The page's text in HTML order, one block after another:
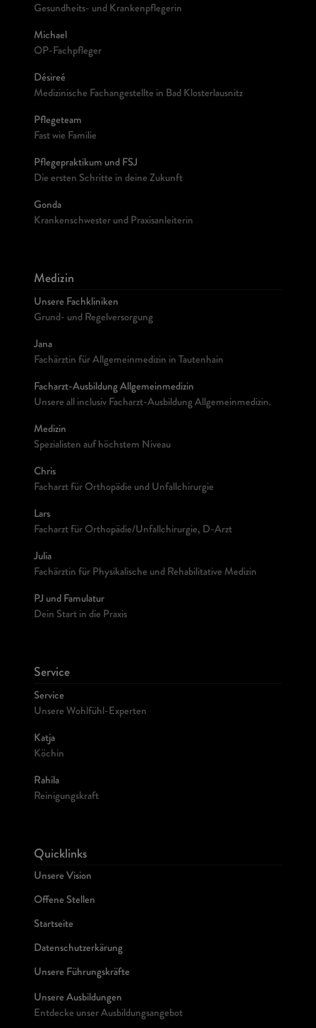
Gesundheits- und Krankenpflegerin
Michael
OP-Fachpfleger
Désireé
Medizinische Fachangestellte in Bad Klosterlausnitz
Pflegeteam
Fast wie Familie
Pflegepraktikum und FSJ
Die ersten Schritte in deine Zukunft
Gonda
Krankenschwester und Praxisanleiterin
Medizin
Unsere Fachkliniken
Grund- und Regelversorgung
Jana
Fachärztin für Allgemeinmedizin in Tautenhain
Facharzt-Ausbildung Allgemeinmedizin
Unsere all inclusiv Facharzt-Ausbildung Allgemeinmedizin.
Medizin
Spezialisten auf höchstem Niveau
Chris
Facharzt für Orthopädie und Unfallchirurgie
Lars
Facharzt für Orthopädie/Unfallchirurgie, D-Arzt
Julia
Fachärztin für Physikalische und Rehabilitative Medizin
PJ und Famulatur
Dein Start in die Praxis
Service
Service
Unsere Wohlfühl-Experten
Katja
Köchin
Rahila
Reinigungskraft
Quicklinks
Unsere Vision
Offene Stellen
Startseite
Datenschutzerkärung
Unsere Führungskräfte
Unsere Ausbildungen
Entdecke unser Ausbildungsangebot